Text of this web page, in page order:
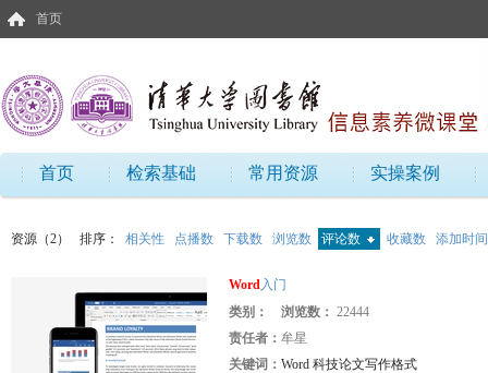
首页
首页 检索基础 常用资源 实操案例
资源（2） 排序： 相关性 点播数 下载数 浏览数 评论数 收藏数 添加时间
Word入门
类别：
浏览数： 22444
责任者： 牟星
关键词： Word 科技论文写作格式